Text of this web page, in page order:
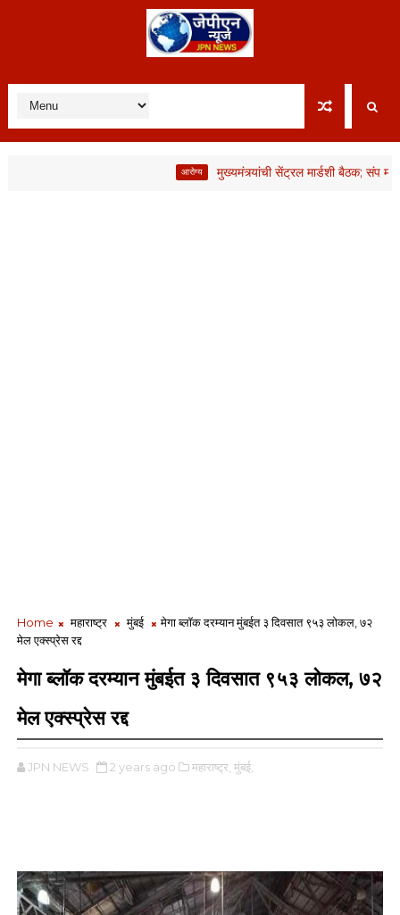
मुख्यमंत्र्यांची सेंट्रल मार्डशी बैठक; संप मागे,
Home महाराष्ट्र मुंबई
मेगा ब्लॉक दरम्यान मुंबईत ३ दिवसात ९५३ लोकल, ७२
मेल एक्स्प्रेस रद्द
मेगा ब्लॉक दरम्यान मुंबईत ३ दिवसात ९५३ लोकल, ७२
मेल एक्स्प्रेस रद्द
JPN NEWS 2 years ago महाराष्ट्र, मुंबई,